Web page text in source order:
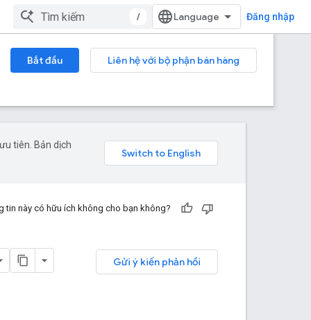
/ Đăng nhập
Bắt đầu
Liên hệ với bộ phận bán hàng
tiên. Bản dịch
tin này có hữu ích không cho bạn không?
Gửi ý kiến phản hồi